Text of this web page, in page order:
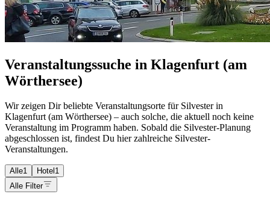
Veranstaltungssuche in Klagenfurt (am
Wörthersee)
Wir zeigen Dir beliebte Veranstaltungsorte für Silvester in
Klagenfurt (am Wörthersee) – auch solche, die aktuell noch keine
Veranstaltung im Programm haben. Sobald die Silvester-Planung
abgeschlossen ist, findest Du hier zahlreiche Silvester-
Veranstaltungen.
Alle1 Hotel 1
Alle Filter